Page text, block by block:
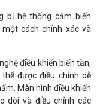
bị hệ thống cảm biến
cách chính xác và
điều khiển biến tần,
được điều chỉnh dễ
Màn hình điều khiển
dõi và điều chỉnh các